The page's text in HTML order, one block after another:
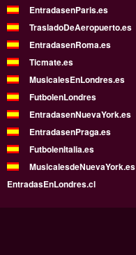
EntradasenParis.es
TrasladoDeAeropuerto.es
EntradasenRoma.es
Ticmate.es
MusicalesEnLondres.es
FutbolenLondres
EntradasenNuevaYork.es
EntradasenPraga.es
FutbolenItalia.es
MusicalesdeNuevaYork.es
EntradasEnLondres.cl